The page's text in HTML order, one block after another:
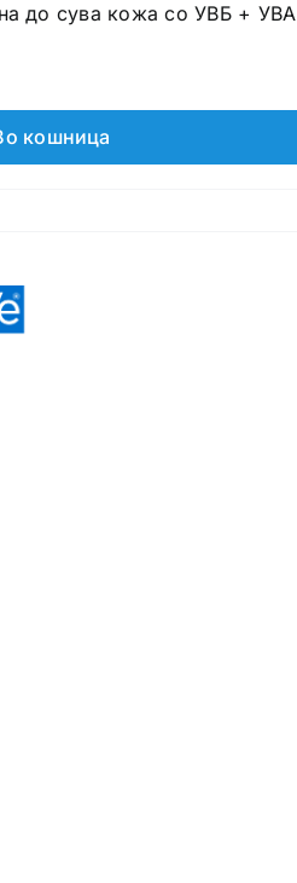
до сува кожа со УВБ + УВА
кошница